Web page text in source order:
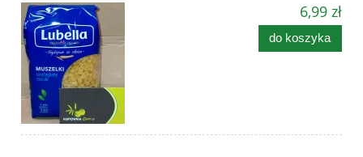
6,99 zł
do koszyka